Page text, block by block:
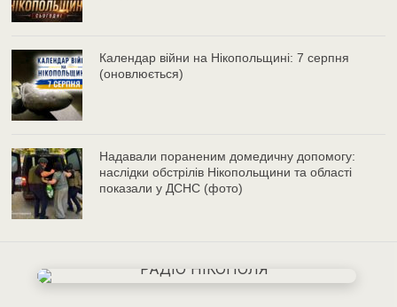
Календар війни на Нікопольщині: 7 серпня
(оновлюється)
Надавали пораненим домедичну допомогу:
наслідки обстрілів Нікопольщини та області
показали у ДСНС (фото)